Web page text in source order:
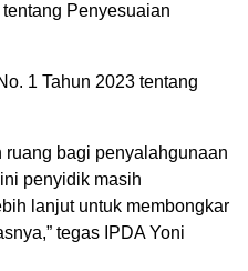
Penyesuaian
1 Tahun 2023 tentang
ruang bagi penyalahgunaan
penyidik masih
lanjut untuk membongkar
tegas IPDA Yoni